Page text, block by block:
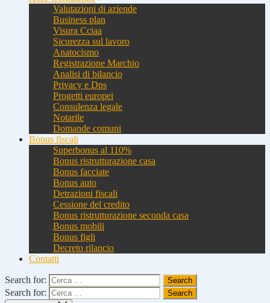
Valutazioni di aziende
Business plan
Visura Cciaa
Sicurezza sul lavoro
Anatocismo
Registrazione Marchio
Analisi di bilancio
Privacy e Dps
Progetti europei
Consulenza legale
Notarile
Domande comuni
Bonus fiscali
Superbonus al 110%
Bonus ristrutturazione casa
Bonus facciate
Bonus auto
Detrazioni fiscali
Cessione del credito
Bonus ristrutturazione seconda casa
Bonus mobili
Bonus figli
Decreto rilancio
Contatti
Search for:
Search for: